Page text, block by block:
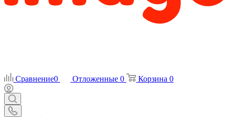
Сравнение0 Отложенные 0 Корзина 0